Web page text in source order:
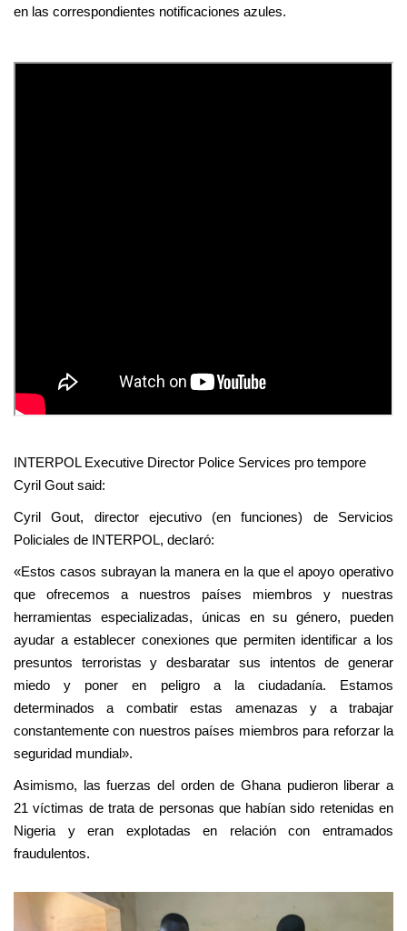
en las correspondientes notificaciones azules.
INTERPOL Executive Director Police Services pro tempore
Cyril Gout said:
Cyril Gout, director ejecutivo (en funciones) de Servicios
Policiales de INTERPOL, declaró:
«Estos casos subrayan la manera en la que el apoyo operativo
que ofrecemos a nuestros países miembros y nuestras
herramientas especializadas, únicas en su género, pueden
ayudar a establecer conexiones que permiten identificar a los
presuntos terroristas y desbaratar sus intentos de generar
miedo y poner en peligro a la ciudadanía. Estamos
determinados a combatir estas amenazas y a trabajar
constantemente con nuestros países miembros para reforzar la
seguridad mundial».
Asimismo, las fuerzas del orden de Ghana pudieron liberar a
21 víctimas de trata de personas que habían sido retenidas en
Nigeria y eran explotadas en relación con entramados
fraudulentos.